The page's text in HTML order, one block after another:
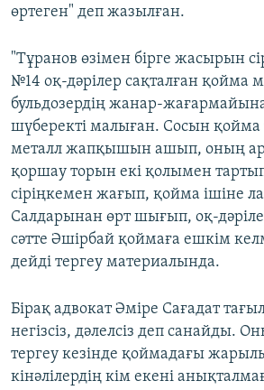
өртеген" деп жазылған.
"Тұранов өзімен бірге жасырын
№14 оқ-дәрілер сақталған қойма
бульдозердің жанар-
шүберекті малыған. Сосын қойма
металл жапқышын ашып, оның
қоршау торын екі қолымен
сіріңкемен жағып, қойма ішіне
Салдарынан өрт шығып, оқ-
сәтте Әшірбай қоймаға ешкім
дейді тергеу материалында.
Бірақ адвокат Әміре Сағадат
негізсіз, дәлелсіз деп санайды.
тергеу кезінде қоймадағы
кінәлілердің кім екені